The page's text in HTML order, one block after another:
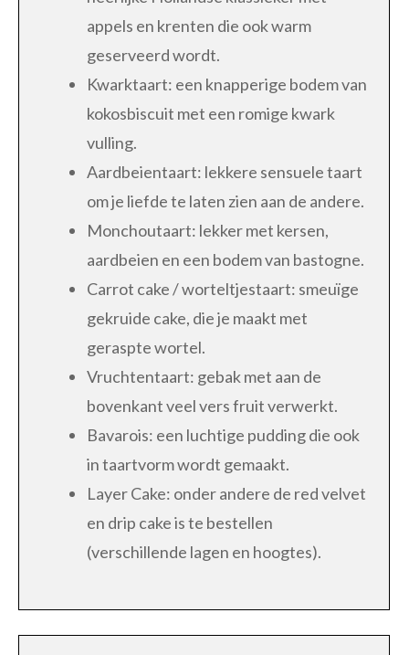
appels en krenten die ook warm
geserveerd wordt.
Kwarktaart: een knapperige bodem van
kokosbiscuit met een romige kwark
vulling.
Aardbeientaart: lekkere sensuele taart
om je liefde te laten zien aan de andere.
Monchoutaart: lekker met kersen,
aardbeien en een bodem van bastogne.
Carrot cake / worteltjestaart: smeuïge
gekruide cake, die je maakt met
geraspte wortel.
Vruchtentaart: gebak met aan de
bovenkant veel vers fruit verwerkt.
Bavarois: een luchtige pudding die ook
in taartvorm wordt gemaakt.
Layer Cake: onder andere de red velvet
en drip cake is te bestellen
(verschillende lagen en hoogtes).